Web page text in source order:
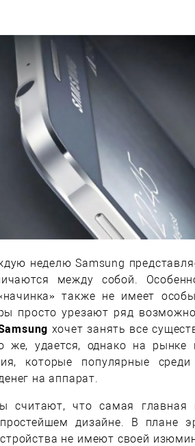
неделю Samsung
между собой.
также не имеет
просто урезают ряд
хочет занять все
же, удается, однако на рынке
которые популярные
на аппарат.
считают, что самая главная
дизайне. В плане
не имеют своей